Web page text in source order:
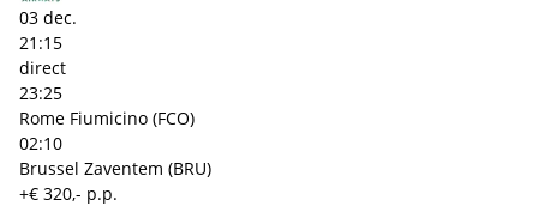
03 dec.
21:15
direct
23:25
Rome Fiumicino (FCO)
02:10
Brussel Zaventem (BRU)
+€ 320,- p.p.